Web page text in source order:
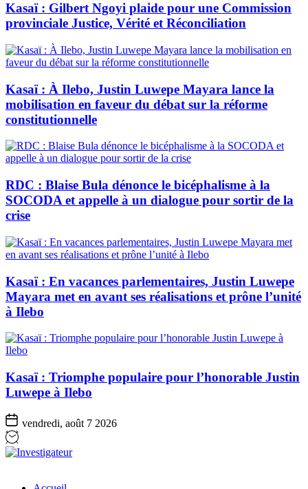
Kasaï : Gilbert Ngoyi plaide pour une Commission
provinciale Justice, Vérité et Réconciliation
Kasaï : À Ilebo, Justin Luwepe Mayara lance la
mobilisation en faveur du débat sur la réforme
constitutionnelle
RDC : Blaise Bula dénonce le bicéphalisme à la
SOCODA et appelle à un dialogue pour sortir de la
crise
Kasaï : En vacances parlementaires, Justin Luwepe
Mayara met en avant ses réalisations et prône l’unité
à Ilebo
Kasaï : Triomphe populaire pour l’honorable Justin
Luwepe à Ilebo
vendredi, août 7 2026